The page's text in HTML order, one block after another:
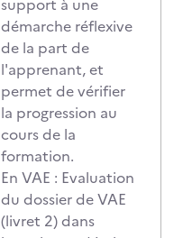
support à une
démarche réflexive
de la part de
l'apprenant, et
permet de vérifier
la progression au
cours de la
formation.
En VAE : Evaluation
du dossier de VAE
(livret 2) dans